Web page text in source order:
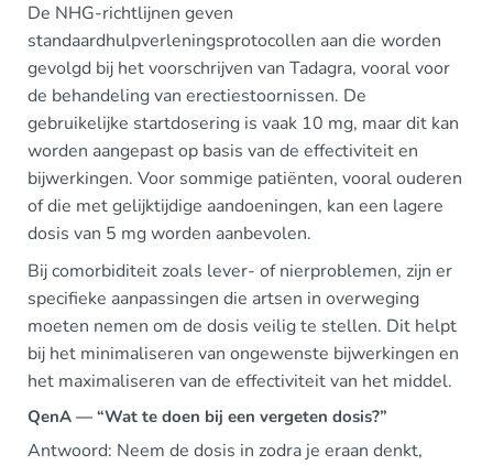
De NHG-richtlijnen geven
standaardhulpverleningsprotocollen aan die worden
gevolgd bij het voorschrijven van Tadagra, vooral voor
de behandeling van erectiestoornissen. De
gebruikelijke startdosering is vaak 10 mg, maar dit kan
worden aangepast op basis van de effectiviteit en
bijwerkingen. Voor sommige patiënten, vooral ouderen
of die met gelijktijdige aandoeningen, kan een lagere
dosis van 5 mg worden aanbevolen.
Bij comorbiditeit zoals lever- of nierproblemen, zijn er
specifieke aanpassingen die artsen in overweging
moeten nemen om de dosis veilig te stellen. Dit helpt
bij het minimaliseren van ongewenste bijwerkingen en
het maximaliseren van de effectiviteit van het middel.
QenA — “Wat te doen bij een vergeten dosis?”
Antwoord: Neem de dosis in zodra je eraan denkt,